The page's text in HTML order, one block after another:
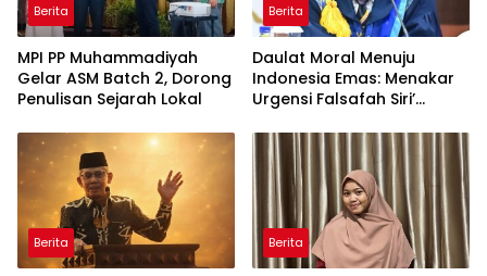
Berita
MPI PP Muhammadiyah
Gelar ASM Batch 2, Dorong
Penulisan Sejarah Lokal
Berita
Daulat Moral Menuju
Indonesia Emas: Menakar
Urgensi Falsafah Siri’
Ancaman Kleptokrasi
Berita Berita